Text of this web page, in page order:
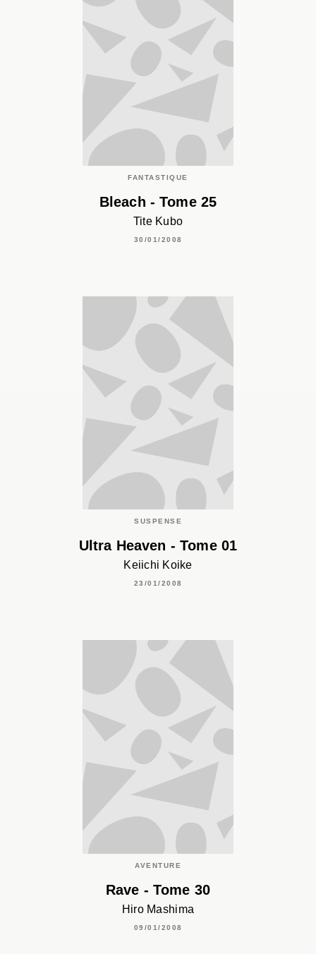
FANTASTIQUE
Bleach - Tome 25
Tite Kubo
30/01/2008
SUSPENSE
Ultra Heaven - Tome 01
Keiichi Koike
23/01/2008
AVENTURE
Rave - Tome 30
Hiro Mashima
09/01/2008